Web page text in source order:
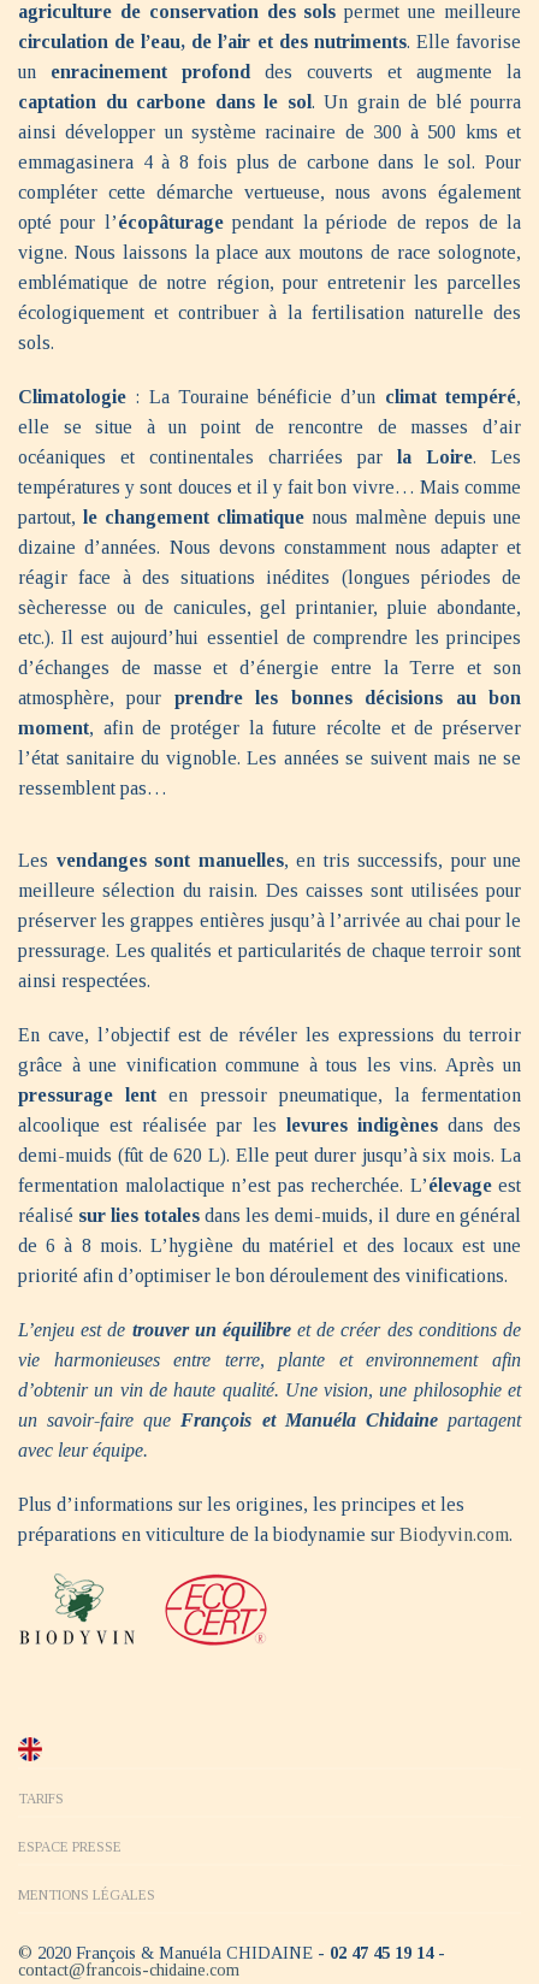
agriculture de conservation des sols permet une meilleure
circulation de l’eau, de l’air et des nutriments. Elle favorise
un enracinement profond
des couverts et augmente la
captation du carbone dans le sol. Un grain de blé pourra
ainsi développer un système racinaire de 300 à 500 kms et
emmagasinera 4 à 8 fois plus de carbone dans le sol. Pour
compléter cette démarche vertueuse, nous avons également
opté pour l’écopâturagependant la période de repos de la
vigne. Nous laissons la place aux moutons de race solognote,
emblématique de notre région, pour entretenir les parcelles
écologiquement et contribuer à la fertilisation naturelle des
sols.
Climatologie : La Touraine bénéficie d’un climat tempéré,
elle se situe à un point de rencontre de masses d’air
océaniques et continentales charriées par la Loire. Les
températures y sont douces et il y fait bon vivre… Mais comme
partout, le changement climatique nous malmène depuis une
dizaine d’années. Nous devons constamment nous adapter et
réagir face à des situations inédites (longues périodes de
sècheresse ou de canicules, gel printanier, pluie abondante,
etc.). Il est aujourd’hui essentiel de comprendre les principes
d’échanges de masse et d’énergie entre la Terre et son
atmosphère, pour prendre les bonnes décisions au bon
moment, afin de protéger la future récolte et de préserver
l’état sanitaire du vignoble. Les années se suivent mais ne se
ressemblent pas…
Les vendanges sont manuelles, en tris successifs, pour une
meilleure sélection du raisin. Des caisses sont utilisées pour
préserver les grappes entières jusqu’à l’arrivée au chai pour le
pressurage. Les qualités et particularités de chaque terroir sont
ainsi respectées.
En cave, l’objectif est de révéler les expressions du terroir
grâce à une vinification commune à tous les vins. Après un
pressurage lent en pressoir pneumatique, la fermentation
alcoolique est réalisée par les levures indigènesdans des
demi-muids (fût de 620 L). Elle peut durer jusqu’à six mois. La
fermentation malolactique n’est pas recherchée. L’élevageest
réalisé sur lies totalesdans les demi-muids, il dure en général
de 6 à 8 mois. L’hygiène du matériel et des locaux est une
priorité afin d’optimiser le bon déroulement des vinifications.
L’enjeu est de trouver un équilibreet de créer des conditions de
vie harmonieuses entre terre, plante et environnement afin
d’obtenir un vin de haute qualité. Une vision, une philosophie et
un savoir-faire que François et Manuéla Chidainepartagent
avec leur équipe.
Plus d’informations sur les origines, les principes et les
préparations en viticulture de la biodynamie sur Biodyvin.com.
TARIFS
ESPACE PRESSE
MENTIONS LÉGALES
© 2020 François & Manuéla CHIDAINE - 02 47 45 19 14-
contact@francois-chidaine.com